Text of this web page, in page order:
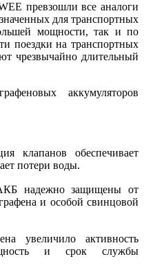
превзошли все аналоги
для транспортных
мощности, так и по
поездки на транспортных
чрезвычайно длительный
аккумуляторов
клапанов обеспечивает
потери воды.
надежно защищены от
и особой свинцовой
увеличило активность
и срок службы